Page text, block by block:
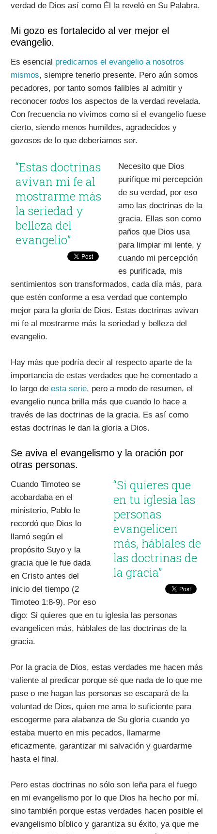
verdad de Dios así como Él la reveló en Su Palabra.
Mi gozo es fortalecido al ver mejor el
evangelio.
Es esencial predicarnos el evangelio a nosotros
mismos, siempre tenerlo presente. Pero aún somos
pecadores, por tanto somos falibles al admitir y
reconocertodos los aspectos de la verdad revelada.
Con frecuencia no vivimos como si el evangelio fuese
cierto, siendo menos humildes, agradecidos y
gozosos de lo que deberíamos ser.
“Estas doctrinas
avivan mi fe al
mostrarme más
la seriedad y
belleza del
evangelio”
Necesito que Dios
purifique mi percepción
de su verdad, por eso
amo las doctrinas de la
gracia. Ellas son como
paños que Dios usa
para limpiar mi lente, y
cuando mi percepción
es purificada, mis
sentimientos son transformados, cada día más, para
que estén conforme a esa verdad que contemplo
mejor para la gloria de Dios. Estas doctrinas avivan
mi fe al mostrarme más la seriedad y belleza del
evangelio.
Hay más que podría decir al respecto aparte de la
importancia de estas verdades que he comentado a
lo largo deesta serie, pero a modo de resumen, el
evangelio nunca brilla más que cuando lo hace a
través de las doctrinas de la gracia. Es así como
estas doctrinas le dan la gloria a Dios.
Se aviva el evangelismo y la oración por
otras personas.
“Si quieres que
en tu iglesia las
personas
evangelicen
más, háblales de
las doctrinas de
la gracia”
Cuando Timoteo se
acobardaba en el
ministerio, Pablo le
recordó que Dios lo
llamó según el
propósito Suyo y la
gracia que le fue dada
en Cristo antes del
inicio del tiempo (2
Timoteo 1:8-9). Por eso
digo: Si quieres que en tu iglesia las personas
evangelicen más, háblales de las doctrinas de la
gracia.
Por la gracia de Dios, estas verdades me hacen más
valiente al predicar porque sé que nada de lo que me
pase o me hagan las personas se escapará de la
voluntad de Dios, quien me ama lo suficiente para
escogerme para alabanza de Su gloria cuando yo
estaba muerto en mis pecados, llamarme
eficazmente, garantizar mi salvación y guardarme
hasta el final.
Pero estas doctrinas no sólo son leña para el fuego
en mi evangelismo por lo que Dios ha hecho por mí,
sino también porque estas verdades hacen posible el
evangelismo bíblico y garantiza su éxito, ya que me